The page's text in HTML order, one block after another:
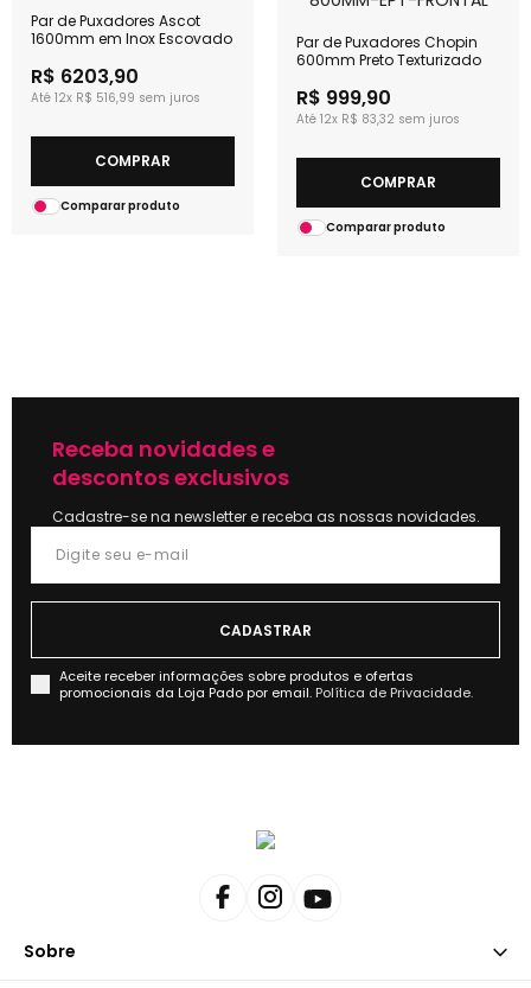
Par de Puxadores Ascot
1600mm em Inox Escovado
R$ 6203,90
12x R$ 516,99
COMPRAR
Comparar produto
Par de Puxadores Chopin
600mm Preto Texturizado
R$ 999,90
12x R$ 83,32
COMPRAR
Comparar produto
Receba novidades e
descontos exclusivos
Cadastre-se na newsletter e receba as nossas novidades.
Aceite receber informações sobre produtos e ofertas
promocionais da Loja Pado por email. Política de Privacidade.
Sobre